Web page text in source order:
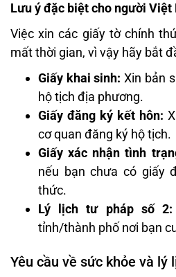
Lưu ý đặc biệt cho người Việt
Việc xin các giấy tờ chính
mất thời gian, vì vậy hãy bắt
Giấy khai sinh: Xin bản
hộ tịch địa phương.
Giấy đăng ký kết hôn:
cơ quan đăng ký hộ tịch.
Giấy xác nhận tình
nếu bạn chưa có giấy
thức.
Lý lịch tư pháp số 2:
tỉnh/thành phố nơi bạn
Yêu cầu về sức khỏe và lý